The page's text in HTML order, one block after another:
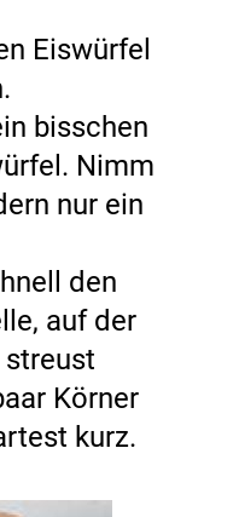
Eiswürfel
bisschen
Nimm
nur ein
den
auf der
streust
Körner
kurz.